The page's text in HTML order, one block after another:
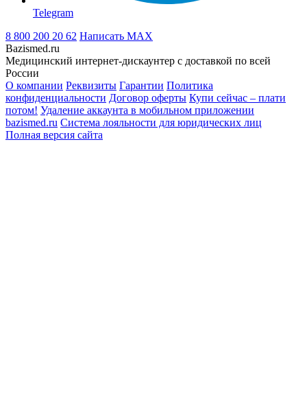
Telegram
8 800 200 20 62 Написать MAX
Bazismed.ru
Медицинский интернет-дискаунтер с доставкой по всей
России
О компании Реквизиты Гарантии Политика
конфиденциальности Договор оферты Купи сейчас – плати
потом! Удаление аккаунта в мобильном приложении
bazismed.ru Система лояльности для юридических лиц
Полная версия сайта